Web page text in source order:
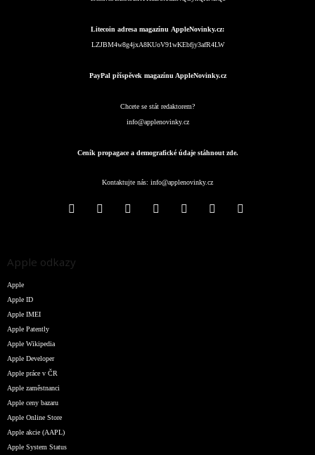
Litecoin adresa magazínu AppleNovinky.cz:
LZJBM4w8g4jxA8KUoV91wKEbfjy3afR4LW
PayPal příspěvek magazínu AppleNovinky.cz
Chcete se stát redaktorem?
info@applenovinky.cz
Ceník propagace a demografické údaje stáhnout zde.
Kontaktujte nás: info@applenovinky.cz
Apple odkazy
Apple
Apple ID
Apple IMEI
Apple Patently
Apple Wikipedia
Apple Developer
Apple práce v ČR
Apple zaměstnanci
Apple ceny bazaru
Apple Online Store
Apple akcie (AAPL)
Apple System Status